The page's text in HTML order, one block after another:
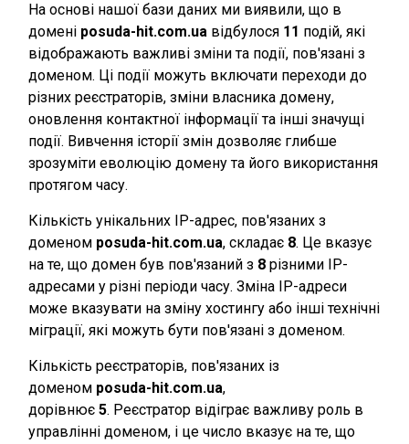
На основі нашої бази даних ми виявили, що в
домені posuda-hit.com.ua відбулося 11 подій, які
відображають важливі зміни та події, пов'язані з
доменом. Ці події можуть включати переходи до
різних реєстраторів, зміни власника домену,
оновлення контактної інформації та інші значущі
події. Вивчення історії змін дозволяє глибше
зрозуміти еволюцію домену та його використання
протягом часу.
Кількість унікальних IP-адрес, пов'язаних з
доменом posuda-hit.com.ua, складає 8. Це вказує
на те, що домен був пов'язаний з 8 різними IP-
адресами у різні періоди часу. Зміна IP-адреси
може вказувати на зміну хостингу або інші технічні
міграції, які можуть бути пов'язані з доменом.
Кількість реєстраторів, пов'язаних із
доменом posuda-hit.com.ua,
дорівнює 5. Реєстратор відіграє важливу роль в
управлінні доменом, і це число вказує на те, що